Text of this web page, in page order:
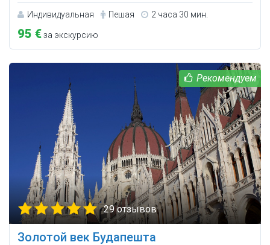
Индивидуальная Пешая 2 часа 30 мин.
95 €за экскурсию
29 отзывов
Золотой век Будапешта